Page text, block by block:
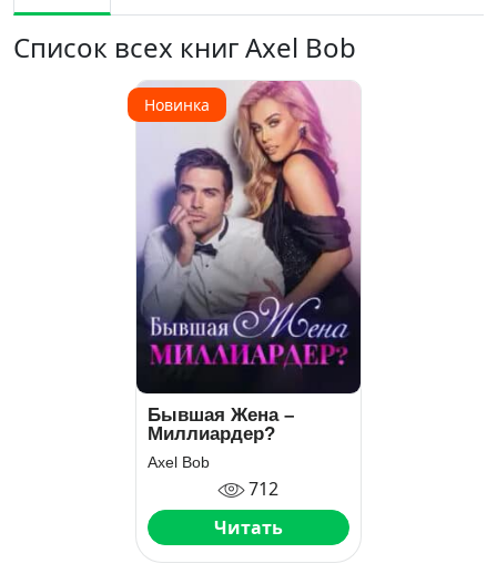
Список всех книг Axel Bob
Новинка
Бывшая Жена –
Миллиардер?
Axel Bob
712
Читать